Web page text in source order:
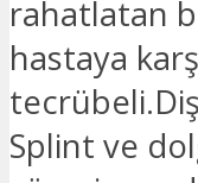
rahatlatan
hastaya
Splint ve